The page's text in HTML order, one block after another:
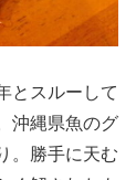
とスルーして
沖縄県魚のグ
。勝手に天む